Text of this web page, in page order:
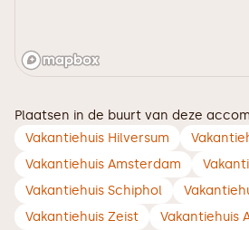
Plaatsen in de buurt van deze
Vakantiehuis Hilversum
Vakantiehuis Amsterdam
Vakantiehuis Schiphol
Vakantiehuis Zeist
Vakantiehuis